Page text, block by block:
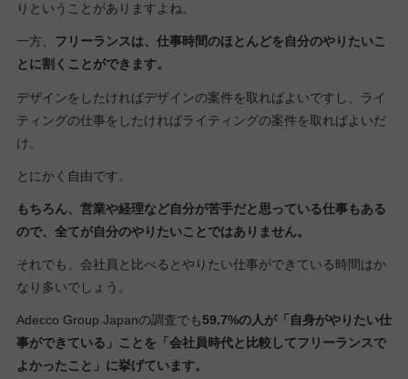
りということがありますよね。
一方、 フリーランスは、仕事時間のほとんどを自分のやりたいこ
とに割くことができます。
デザインをしたければデザインの案件を取ればよいですし、ライ
ティングの仕事をしたければライティングの案件を取ればよいだ
け。
とにかく自由です。
もちろん、営業や経理など自分が苦手だと思っている仕事もある
ので、全てが自分のやりたいことではありません。
それでも、会社員と比べるとやりたい仕事ができている時間はか
なり多いでしょう。
Adecco Group Japanの調査でも59.7%の人が「自身がやりたい仕
事ができている」ことを「会社員時代と比較してフリーランスで
よかったこと」に挙げています。